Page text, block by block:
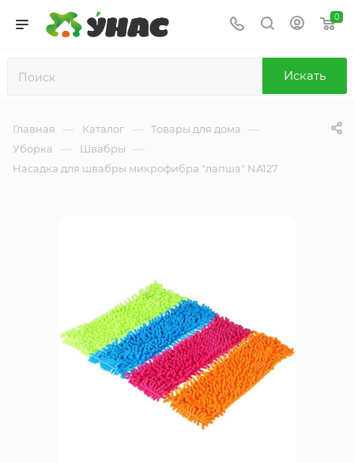
0
Искать
Главная — Каталог — Товары для дома —
Уборка — Швабры —
Насадка для швабры микрофибра "лапша" NA127